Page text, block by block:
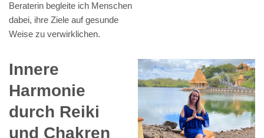
Beraterin begleite ich Menschen
dabei, ihre Ziele auf gesunde
Weise zu verwirklichen.
Innere
Harmonie
durch Reiki
und Chakren